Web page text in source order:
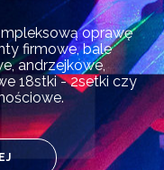
oprawę
firmowe, bale
andrzejkowe,
18stki - 2setki czy